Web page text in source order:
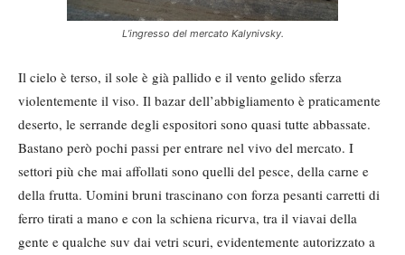
L’ingresso del mercato Kalynivsky.
Il cielo è terso, il sole è già pallido e il vento gelido sferza
violentemente il viso. Il bazar dell’abbigliamento è praticamente
deserto, le serrande degli espositori sono quasi tutte abbassate.
Bastano però pochi passi per entrare nel vivo del mercato. I
settori più che mai affollati sono quelli del pesce, della carne e
della frutta. Uomini bruni trascinano con forza pesanti carretti di
ferro tirati a mano e con la schiena ricurva, tra il viavai della
gente e qualche suv dai vetri scuri, evidentemente autorizzato a